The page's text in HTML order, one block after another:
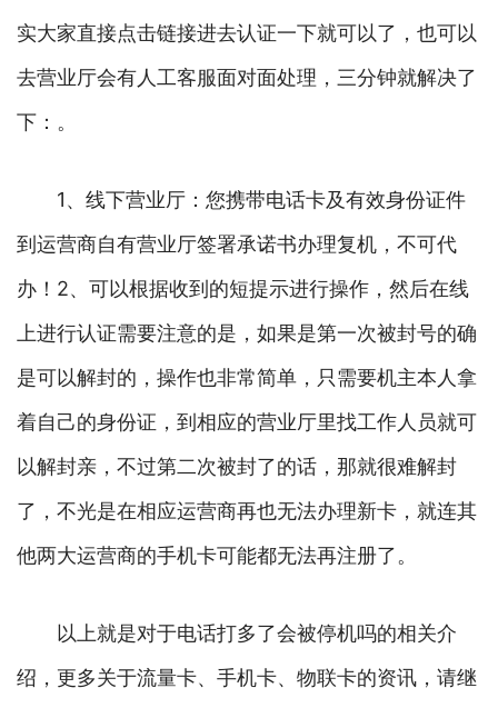
实大家直接点击链接进去认证一下就可以了，也可以
去营业厅会有人工客服面对面处理，三分钟就解决了
下：。
1、线下营业厅：您携带电话卡及有效身份证件
到运营商自有营业厅签署承诺书办理复机，不可代
办！2、可以根据收到的短提示进行操作，然后在线
上进行认证需要注意的是，如果是第一次被封号的确
是可以解封的，操作也非常简单，只需要机主本人拿
着自己的身份证，到相应的营业厅里找工作人员就可
以解封亲，不过第二次被封了的话，那就很难解封
了，不光是在相应运营商再也无法办理新卡，就连其
他两大运营商的手机卡可能都无法再注册了。
以上就是对于电话打多了会被停机吗的相关介
绍，更多关于流量卡、手机卡、物联卡的资讯，请继